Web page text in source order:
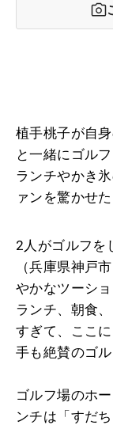
植手桃子が自
と一緒にゴル
ランチやかき
ァンを驚かせた
2人がゴルフを
（兵庫県神戸
やかなツーシ
ランチ、朝食
すぎて、ここ
手も絶賛のゴル
ゴルフ場のホ
ンチは「すだ